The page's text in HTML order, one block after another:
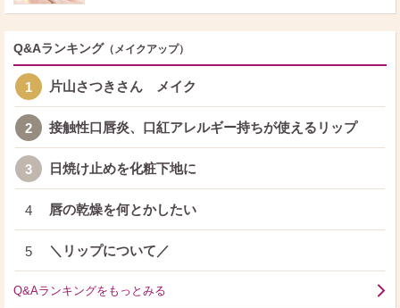
Q&Aランキング （メイクアップ）
1 片山さつきさん メイク
2 接触性口唇炎、口紅アレルギー持ちが使えるリップ
3 日焼け止めを化粧下地に
4 唇の乾燥を何とかしたい
5 ＼リップについて／
Q&Aランキングをもっとみる